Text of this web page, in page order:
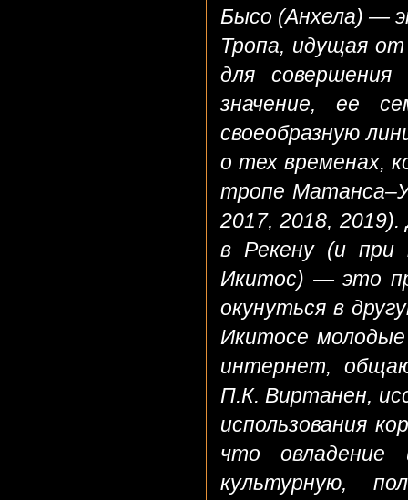
Бысо (Анхела) —
Тропа, идущая от
для
значение, ее
своеобразную
о тех временах,
тропе
2017, 2018,
в Рекену (и при
Икитос) — это
окунуться в
Икитосе
интернет,
П.К. Виртанен,
использования
что овладение
культурную,